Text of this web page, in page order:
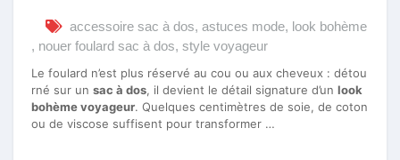
accessoire sac à dos, astuces mode, look bohème
, nouer foulard sac à dos, style voyageur
Le foulard n’est plus réservé au cou ou aux cheveux : détou
rné sur un sac à dos, il devient le détail signature d’un look
bohème voyageur. Quelques centimètres de soie, de coton
ou de viscose suffisent pour transformer …